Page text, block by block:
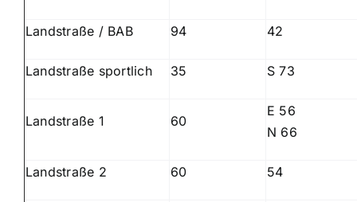
Landstraße / BAB 94 42
Landstraße sportlich 35 S 73
Landstraße 1 60
E 56
N 66
Landstraße 2 60 54